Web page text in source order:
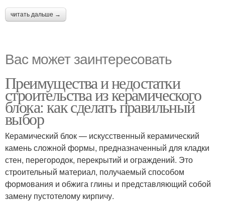
читать дальше →
Вас может заинтересовать
Преимущества и недостатки
строительства из керамического
блока: как сделать правильный
выбор
Керамический блок — искусственный керамический
камень сложной формы, предназначенный для кладки
стен, перегородок, перекрытий и ограждений. Это
строительный материал, получаемый способом
формования и обжига глины и представляющий собой
замену пустотелому кирпичу.